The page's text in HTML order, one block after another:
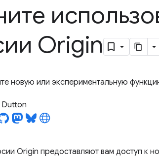
Origin
новую или экспериментальную
Dutton
Origin предоставляют вам доступ к